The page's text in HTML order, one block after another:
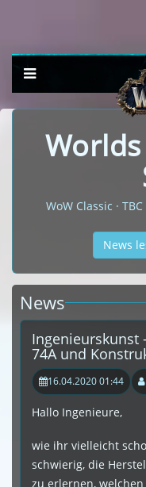
WoW Classic ·
News
News
Ingenieurskunst
74A und
16.04.2020 01:44
Hallo Ingenieure,
wie ihr vielleicht
schwierig, die
zu erlernen,